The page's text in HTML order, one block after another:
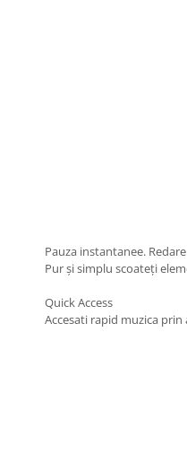
Pauza instantanee.
Pur și simplu scoateți
Quick Access
Accesati rapid muzica